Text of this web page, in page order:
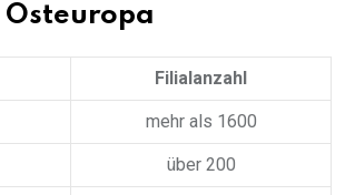
Filialanzahl
mehr als 1600
über 200